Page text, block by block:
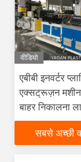
वीडियो
एबीबी इनवर्टर
एक्सट्रूज़न मशीन
बाहर निकालना
ऑपरेशन
सबसे अच्छी